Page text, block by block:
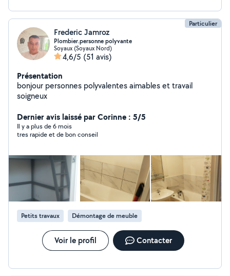
Particulier
Frederic Jamroz
Plombier.personne polyvante
Soyaux (Soyaux Nord)
4,6/5 (51 avis)
Présentation
bonjour personnes polyvalentes aimables et travail
soigneux
Dernier avis laissé par Corinne : 5/5
Il y a plus de 6 mois
tres rapide et de bon conseil
Petits travaux Démontage de meuble
Voir le profil Contacter